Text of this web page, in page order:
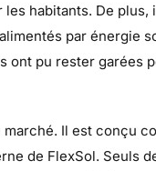
habitants. De plus,
par énergie
ont pu rester garées
Il est conçu
de FlexSol. Seuls